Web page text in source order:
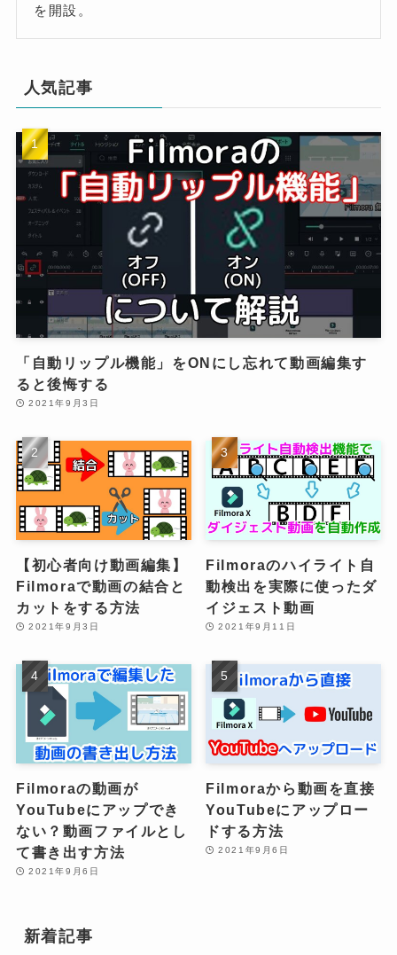
を開設。
人気記事
「自動リップル機能」をONにし忘れて動画編集す
ると後悔する
2021年9月3日
【初心者向け動画編集】
Filmoraで動画の結合と
カットをする方法
2021年9月3日
Filmoraのハイライト自
動検出を実際に使ったダ
イジェスト動画
2021年9月11日
Filmoraの動画が
YouTubeにアップでき
ない？動画ファイルとし
て書き出す方法
2021年9月6日
Filmoraから動画を直接
YouTubeにアップロー
ドする方法
2021年9月6日
新着記事